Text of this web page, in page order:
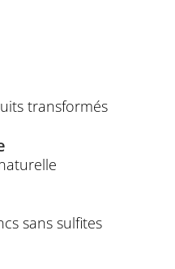
transformés
sans sulfites